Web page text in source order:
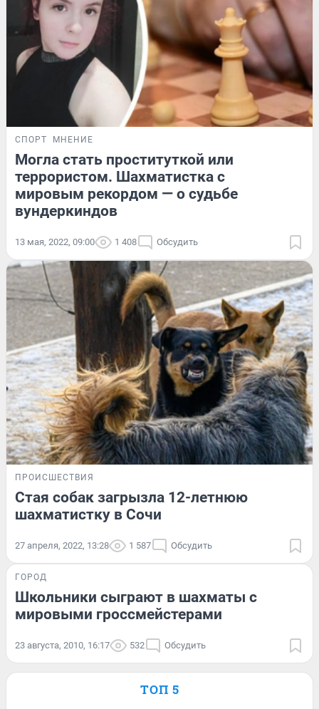
СПОРТ МНЕНИЕ
Могла стать проституткой или
террористом. Шахматистка с
мировым рекордом — о судьбе
вундеркиндов
13 мая, 2022, 09:00 1 408 Обсудить
ПРОИСШЕСТВИЯ
Стая собак загрызла 12-летнюю
шахматистку в Сочи
27 апреля, 2022, 13:28 1 587 Обсудить
ГОРОД
Школьники сыграют в шахматы с
мировыми гроссмейстерами
23 августа, 2010, 16:17 532 Обсудить
ТОП 5